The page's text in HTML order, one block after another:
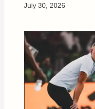
July 30, 2026